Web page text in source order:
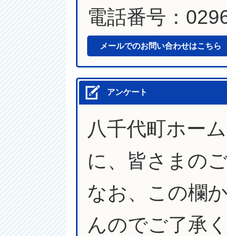
電話番号：
メールでのお問い合わせはこちら
アンケート
八千代町ホー
に、皆さまの
なお、この欄
んのでご了承